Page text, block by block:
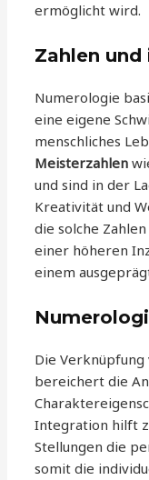
ermöglicht wird.
Zahlen und
Numerologie
eine eigene
menschliches
Meisterzahlen
und sind in der
Kreativität und
die solche
einer höheren
einem
Die
bereichert die
Integration hilft
Stellungen die
somit die